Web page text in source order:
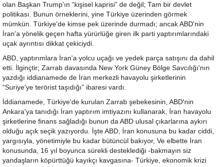
olan Başkan Trump'ın “kişisel kaprisi” de değil; Tam bir devlet
politikası. Bunun örneklerini, yine Türkiye üzerinden görmek
mümkün. Türkiye'de kimse pek üzerinde durmadı; ancak ABD'nin
İran'a yönelik geçen hafta yürürlüğe giren ilk parti yaptırımlarındaki
uçak ayrıntısı dikkat çekiciydi.
ABD, yaptırımlara İran'a yolcu uçağı ve yedek parça satışını da dahil
etti. İlginçtir; Zarrab davasında New York Güney Bölge Savcılığı'nın
yazdığı iddianamede de İran merkezli havayolu şirketlerinin
“Suriye'ye terörist taşıdığı” ibaresi vardı.
İddianamede, Türkiye'de kurulan Zarrab şebekesinin, ABD'nin
Ankara'ya tanıdığı İran yaptırım imtiyazını kullanarak, İran havayolu
şirketlerine finans sağladığı bunun da ABD ulusal çıkarlarına aykırı
olduğu açık seçik yazıyordu. İşte ABD, İran konusuna bu kadar ciddi,
yargısıyla, yönetimiyle bu kadar bütüncül bakıyor, Ve elbette İran
konusunda, 16 yıl boyunca sürekli desteklediği -bakmayın siz
yandaşların köpürttüğü kayıkçı kavgasına- Türkiye, ekonomik krizi